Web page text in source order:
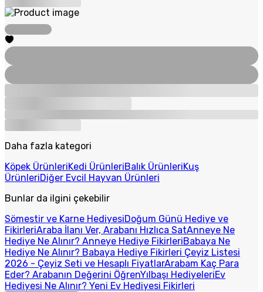
Daha fazla kategori
Köpek ÜrünleriKedi ÜrünleriBalık ÜrünleriKuş
ÜrünleriDiğer Evcil Hayvan Ürünleri
Bunlar da ilgini çekebilir
Sömestir ve Karne HediyesiDoğum Günü Hediye ve
FikirleriAraba İlanı Ver, Arabanı Hızlıca SatAnneye Ne
Hediye Ne Alınır? Anneye Hediye FikirleriBabaya Ne
Hediye Ne Alınır? Babaya Hediye Fikirleri Çeyiz Listesi
2026 - Çeyiz Seti ve Hesaplı FiyatlarArabam Kaç Para
Eder? Arabanın Değerini ÖğrenYılbaşı HediyeleriEv
Hediyesi Ne Alınır? Yeni Ev Hediyesi Fikirleri